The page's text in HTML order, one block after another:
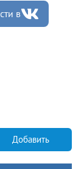
в
Добавить